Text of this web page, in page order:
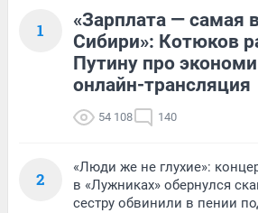
1
«Зарплата — самая
Сибири»: Котюков
Путину про
онлайн-трансляция
54 108 140
2
«Люди же не глухие»:
в «Лужниках» обернулся
сестру обвинили в пении